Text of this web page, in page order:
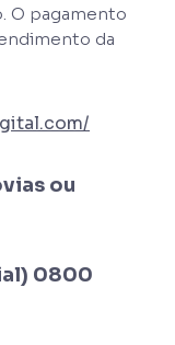
O pagamento
da
ou
0800